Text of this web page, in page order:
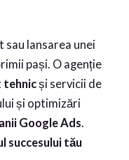
lansarea unei
pași. O agenție
tehnicși servicii de
și optimizări
Google Ads.
succesului tău